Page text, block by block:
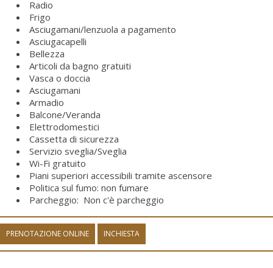
Radio
Frigo
Asciugamani/lenzuola a pagamento
Asciugacapelli
Bellezza
Articoli da bagno gratuiti
Vasca o doccia
Asciugamani
Armadio
Balcone/Veranda
Elettrodomestici
Cassetta di sicurezza
Servizio sveglia/Sveglia
Wi-Fi gratuito
Piani superiori accessibili tramite ascensore
Politica sul fumo: non fumare
Parcheggio: ​ Non c'è parcheggio
PRENOTAZIONE ONLINE INCHIESTA